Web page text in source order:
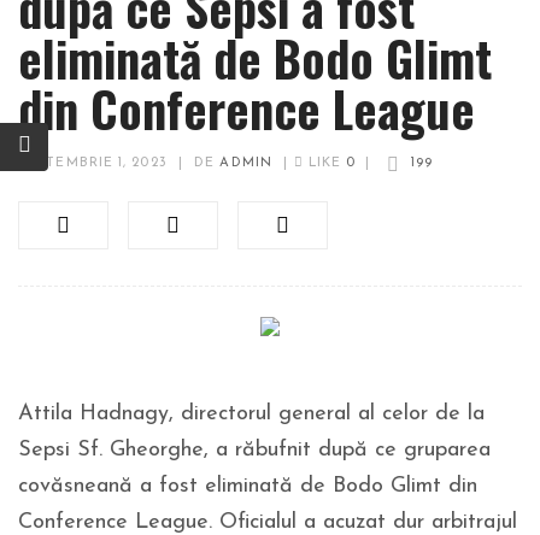
eliminată de Bodo Glimt
din Conference League
SEPTEMBRIE 1, 2023 DEADMIN LIKE 0 199
Attila Hadnagy, directorul general al celor de la
Sepsi Sf. Gheorghe, a răbufnit după ce gruparea
covăsneană a fost eliminată de Bodo Glimt din
Conference League. Oficialul a acuzat dur arbitrajul